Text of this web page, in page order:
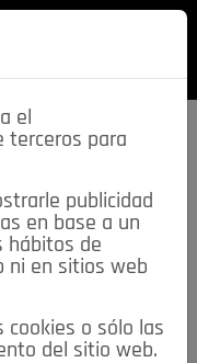
esta
el
terceros para
publicidad
en base a un
hábitos de
ni en sitios web
cookies o sólo las
del sitio web.